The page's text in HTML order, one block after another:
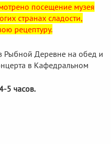
посещение музея
странах сладости,
рецептуру.
Рыбной Деревне на обед и
в Кафедральном
5 часов.